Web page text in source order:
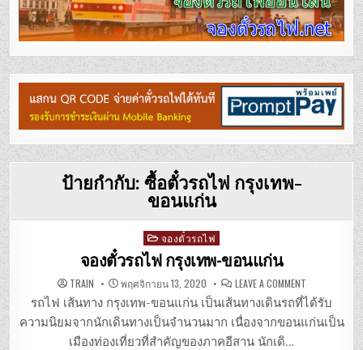
ป้ายกำกับ: ซื้อตั๋วรถไฟ กรุงเทพ-
ขอนแก่น
Posted
in
จองตั๋วรถไฟ
จองตั๋วรถไฟ กรุงเทพ-ขอนแก่น
TRAIN พฤศจิกายน 13, 2020 LEAVE A COMMENTON
ตั๋ว
รถไฟ
กรุงเทพ-
ขอนแก่น
รถไฟ เส้นทาง กรุงเทพ-ขอนแก่น เป็นเส้นทางเดินรถที่ได้รับ
ความนิยมจากนักเดินทางเป็นจำนวนมาก เนื่องจากขอนแก่นเป็น
เมืองท่องเที่ยวที่สำคัญของภาคอีสาน นักเดิ…